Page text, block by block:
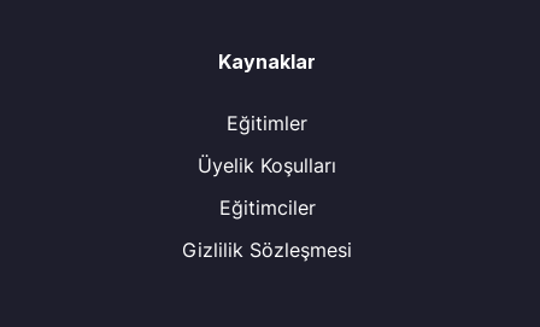
Kaynaklar
Eğitimler
Üyelik Koşulları
Eğitimciler
Gizlilik Sözleşmesi